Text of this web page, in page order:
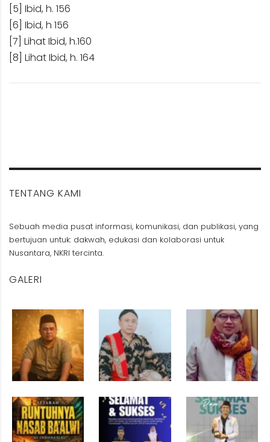
[5] Ibid, h. 156
[6] Ibid, h 156
[7] Lihat Ibid, h.160
[8] Lihat Ibid, h. 164
TENTANG KAMI
Sebuah media pusat informasi, komunikasi, dan publikasi, yang
bertujuan untuk: dakwah, edukasi dan kolaborasi untuk
Nusantara, NKRI tercinta.
GALERI